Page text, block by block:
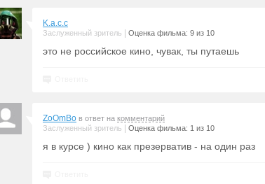
K.a.c.c
Заслуженный зритель Оценка фильма: 9 из 10
это не российское кино, чувак, ты путаешь
ZoOmBo в ответ на комментарий
Заслуженный зритель
Оценка фильма: 1 из 10
я в курсе ) кино как презерватив - на один раз